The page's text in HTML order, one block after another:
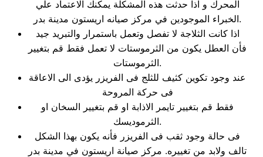
المحرك و اذا حدثت هذه المشكلة يمكنك الاعتماد علي
الخبراء الموجودين في مركز صيانه اريستون مدينة بدر.
اذا كانت الثلاجة لا تفصل وتعمل باستمرار والتبريد جيد
فأن العطل يكون من الثرموستات لا تعمل فقط قم بتغيير
الثرموستات.
عند وجود تكوين كثيف للثلج فى الفريزر يؤدى الى الاعاقة
فى حركة المروحة
فقط قم بتغيير تايمر الاذابة او قم بتغيير السخان او
الثرموديسك.
فى حالة وجود ثقب فى الفريزر فأنه يكون بهذا الشكل
تالف ولابد من تغييره. مركز صيانة اريستون في مدينة بدر